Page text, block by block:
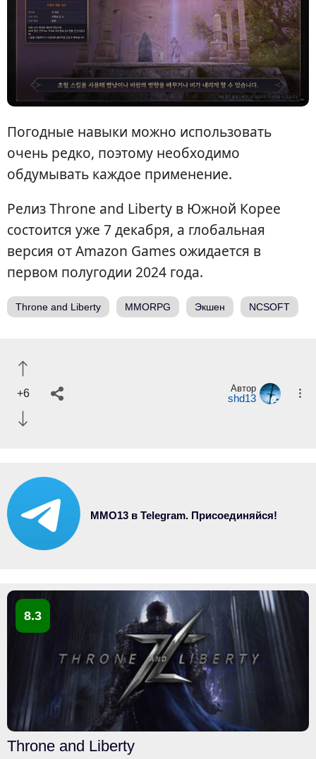
Погодные навыки можно использовать
очень редко, поэтому необходимо
обдумывать каждое применение.
Релиз Throne and Liberty в Южной Корее
состоится уже 7 декабря, а глобальная
версия от Amazon Games ожидается в
первом полугодии 2024 года.
Throne and Liberty MMORPG Экшен NCSOFT
+6 Автор
shd13
MMO13 в Telegram. Присоединяйся!
8.3
Throne and Liberty